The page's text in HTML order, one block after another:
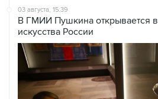
03 августа, 15:39
В ГМИИ Пушкина открывается
искусства России